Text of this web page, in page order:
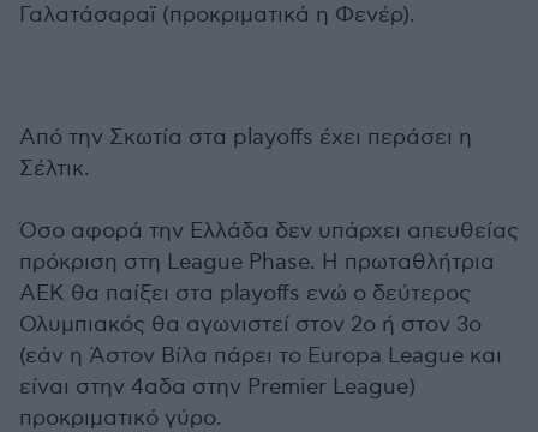
Γαλατάσαραϊ (προκριματικά η Φενέρ).
Από την Σκωτία στα playoffs έχει περάσει η
Σέλτικ.
Όσο αφορά την Ελλάδα δεν υπάρχει απευθείας
πρόκριση στη League Phase. Η πρωταθλήτρια
ΑΕΚ θα παίξει στα playoffs ενώ ο δεύτερος
Ολυμπιακός θα αγωνιστεί στον 2ο ή στον 3ο
(εάν η Άστον Βίλα πάρει το Europa League και
είναι στην 4αδα στην Premier League)
προκριματικό γύρο.